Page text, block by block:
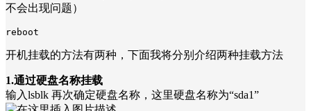
不会出现问题）
reboot
开机挂载的方法有两种，下面我将分别介绍两种挂载方法
1.通过硬盘名称挂载
输入lsblk 再次确定硬盘名称，这里硬盘名称为“sda1”